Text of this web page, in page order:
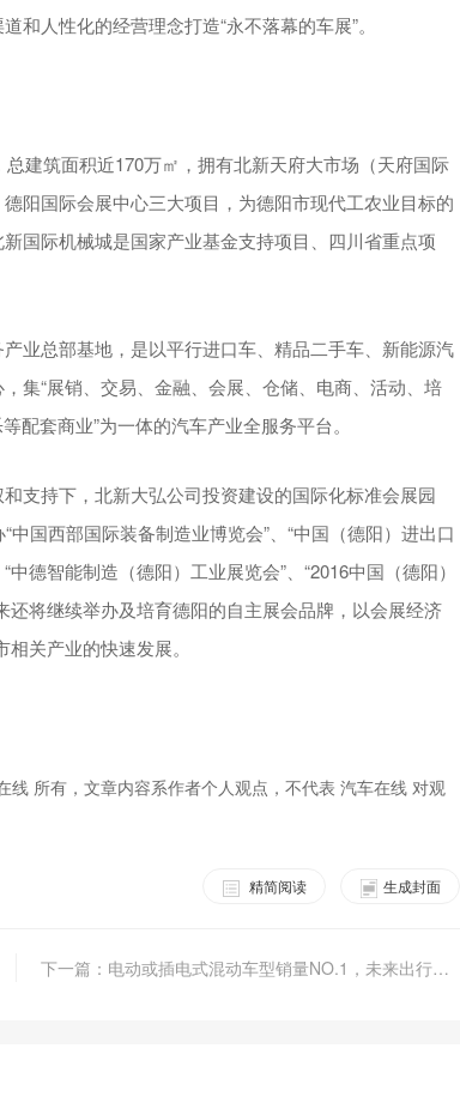
人性化的经营理念打造“永不落幕的车展”。
建筑面积近170万㎡，拥有北新天府大市场（天府国际
阳国际会展中心三大项目，为德阳市现代工农业目标的
国际机械城是国家产业基金支持项目、四川省重点项
业总部基地，是以平行进口车、精品二手车、新能源汽
集“展销、交易、金融、会展、仓储、电商、活动、培
配套商业”为一体的汽车产业全服务平台。
支持下，北新大弘公司投资建设的国际化标准会展园
国西部国际装备制造业博览会”、“中国（德阳）进出口
德智能制造（德阳）工业展览会”、“2016中国（德阳）
将继续举办及培育德阳的自主展会品牌，以会展经济
关产业的快速发展。
线 所有，文章内容系作者个人观点，不代表 汽车在线 对观
生成封面
精简阅读
下一篇：电动或插电式混动车型销量NO.1，未来出行先驱